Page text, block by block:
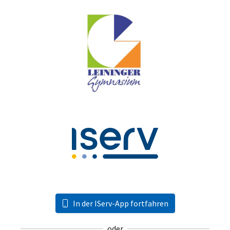
In der IServ-App fortfahren